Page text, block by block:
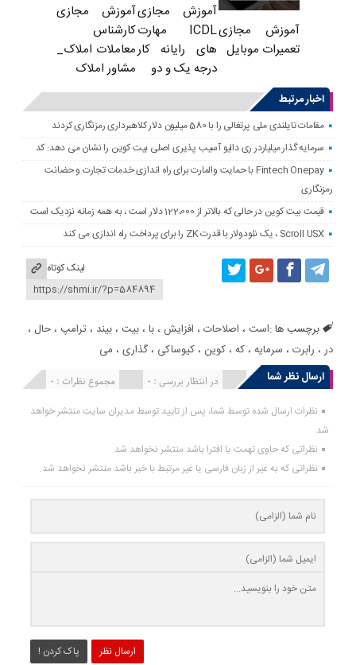
آموزش مجازی
تعمیرات موبایل
آموزش مجازی
ICDL مهارت
های رایانه کار
درجه یک و دو
آموزش مجازی
کارشناس
معاملات املاک_
مشاور املاک
اخبار مرتبط
مقامات تایلندی ملی پرتغالی را با 580 میلیون دلار کلاهبرداری رمزنگاری کردند
سرمایه گذار میلیاردر ری دالیو آسیب پذیری اصلی بیت کوین را نشان می دهد: کد
Fintech Onepay با حمایت والمارت برای راه اندازی خدمات تجارت و حضانت
رمزنگاری
قیمت بیت کوین در حالی که بالاتر از 122،000 دلار است ، به همه زمانه نزدیک است
Scroll USX ، یک نئودولار با قدرت ZK را برای پرداخت راه اندازی می کند
لینک کوتاه
برچسب ها :است ، اصلاحات ، افزایش ،با ،بیت ،بیند ،ترامپ ،حال ،
در ، رابرت ، سرمایه ،که ،کوین ،کیوساکی ،گذاری ، می
ارسال نظر شما
مجموع نظرات : 0 در انتظار بررسی : 0 انتشار یافته : 0
نظرات ارسال شده توسط شما، پس از تایید توسط مدیران سایت منتشر خواهد
شد.
نظراتی که حاوی تهمت یا افترا باشد منتشر نخواهد شد.
نظراتی که به غیر از زبان فارسی یا غیر مرتبط با خبر باشد منتشر نخواهد شد.
ارسال نظر پاک کردن !